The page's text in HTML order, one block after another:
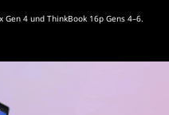
4 und ThinkBook 16p Gens 4–6.